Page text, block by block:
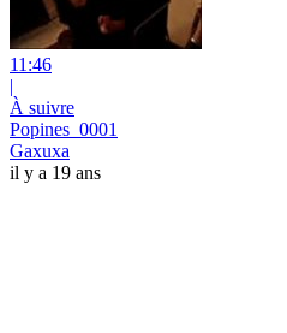
11:46
|
À suivre
Popines_0001
Gaxuxa
il y a 19 ans